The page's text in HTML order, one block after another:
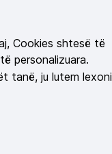
Cookies shtesë të
personalizuara.
tanë, ju lutem lexoni